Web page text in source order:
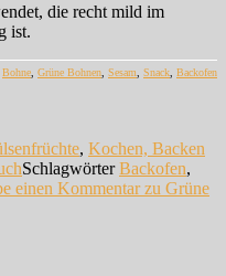
die recht mild im
ist.
Bohne Grüne Bohnen Sesam Snack Backofen
, Kochen, Backen
SchlagwörterBackofen,
einen Kommentarzu Grüne